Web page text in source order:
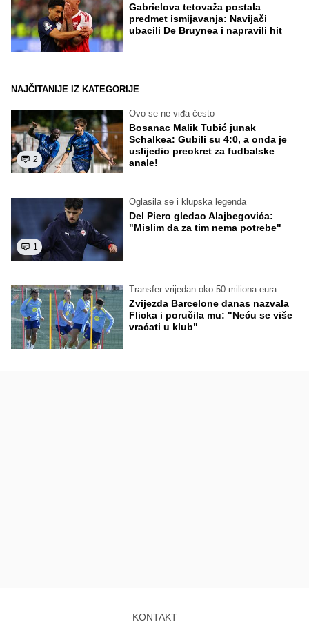
Gabrielova tetovaža postala
predmet ismijavanja: Navijači
ubacili De Bruynea i napravili hit
NAJČITANIJE IZ KATEGORIJE
2
Ovo se ne viđa često
Bosanac Malik Tubić junak
Schalkea: Gubili su 4:0, a onda je
uslijedio preokret za fudbalske
anale!
1
Oglasila se i klupska legenda
Del Piero gledao Alajbegovića:
"Mislim da za tim nema potrebe"
Transfer vrijedan oko 50 miliona eura
Zvijezda Barcelone danas nazvala
Flicka i poručila mu: "Neću se više
vraćati u klub"
KONTAKT